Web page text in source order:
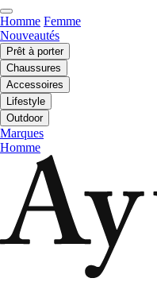
Homme Femme
Nouveautés
Prêt à porter
Chaussures
Accessoires
Lifestyle
Outdoor
Marques
Homme